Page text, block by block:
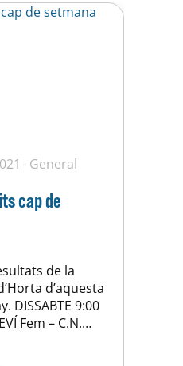
General
cap de
de la
d’aquesta
DISSABTE 9:00
Fem – C.N.